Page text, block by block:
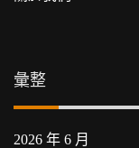
彙整
2026 年 6 月